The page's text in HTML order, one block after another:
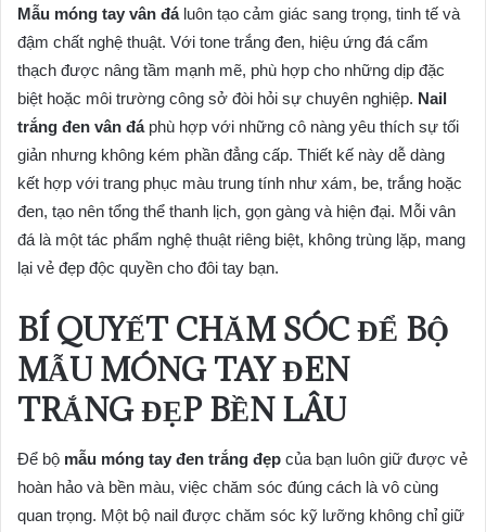
Mẫu móng tay vân đáluôn tạo cảm giác sang trọng, tinh tế và
đậm chất nghệ thuật. Với tone trắng đen, hiệu ứng đá cẩm
thạch được nâng tầm mạnh mẽ, phù hợp cho những dịp đặc
biệt hoặc môi trường công sở đòi hỏi sự chuyên nghiệp. Nail
trắng đen vân đáphù hợp với những cô nàng yêu thích sự tối
giản nhưng không kém phần đẳng cấp. Thiết kế này dễ dàng
kết hợp với trang phục màu trung tính như xám, be, trắng hoặc
đen, tạo nên tổng thể thanh lịch, gọn gàng và hiện đại. Mỗi vân
đá là một tác phẩm nghệ thuật riêng biệt, không trùng lặp, mang
lại vẻ đẹp độc quyền cho đôi tay bạn.
BÍ QUYẾT CHĂM SÓC ĐỂ BỘ
MẪU MÓNG TAY ĐEN
TRẮNG ĐẸP BỀN LÂU
Để bộ mẫu móng tay đen trắng đẹp của bạn luôn giữ được vẻ
hoàn hảo và bền màu, việc chăm sóc đúng cách là vô cùng
quan trọng. Một bộ nail được chăm sóc kỹ lưỡng không chỉ giữ